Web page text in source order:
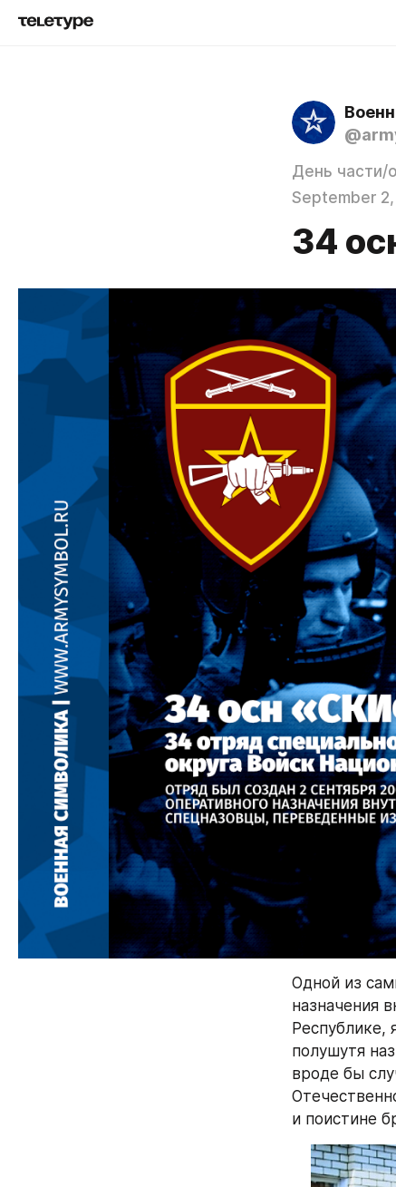
День части/
September
34
Одной из
назначения
Республике,
полушутя
вроде бы
и поистине